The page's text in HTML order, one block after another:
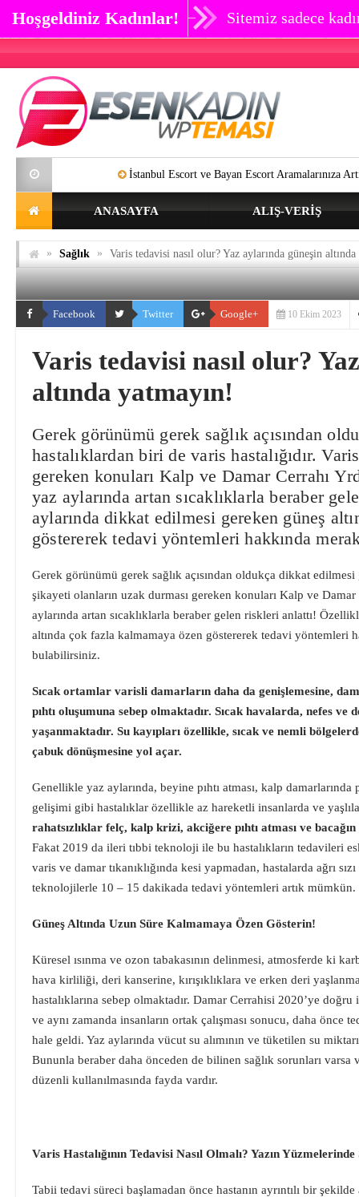
Hoşgeldiniz Kadınlar! Sitemiz sadece
İstanbul Escort ve Bayan Escort Aramalarınıza Artık SON
ANASAYFA ALIŞ-VERIŞ
» Sağlık » Varis tedavisi nasıl olur? Yaz aylarında güneşin
Facebook Twitter Google+ 10 Ekim 2023
Varis tedavisi nasıl olur?
altında yatmayın!
Gerek görünümü gerek sağlık açısından
hastalıklardan biri de varis hastalığıdır.
gereken konuları Kalp ve Damar Cerrahı
yaz aylarında artan sıcaklıklarla beraber
aylarında dikkat edilmesi gereken güneş
göstererek tedavi yöntemleri hakkında
Gerek görünümü gerek sağlık açısından oldukça dikkat edilmesi
şikayeti olanların uzak durması gereken konuları Kalp ve
aylarında artan sıcaklıklarla beraber gelen riskleri anlattı!
altında çok fazla kalmamaya özen göstererek tedavi yöntemleri
bulabilirsiniz.
Sıcak ortamlar varisli damarların daha da genişlemesine,
pıhtı oluşumuna sebep olmaktadır. Sıcak havalarda, nefes
yaşanmaktadır. Su kayıpları özellikle, sıcak ve nemli
çabuk dönüşmesine yol açar.
Genellikle yaz aylarında, beyine pıhtı atması, kalp damarlarında
gelişimi gibi hastalıklar özellikle az hareketli insanlarda ve
rahatsızlıklar felç, kalp krizi, akciğere pıhtı atması ve
Fakat 2019 da ileri tıbbi teknoloji ile bu hastalıkların tedavileri
varis ve damar tıkanıklığında kesi yapmadan, hastalarda ağrı
teknolojilerle 10 – 15 dakikada tedavi yöntemleri artık mümkün.
Güneş Altında Uzun Süre Kalmamaya Özen Gösterin!
Küresel ısınma ve ozon tabakasının delinmesi, atmosferde ki
hava kirliliği, deri kanserine, kırışıklıklara ve erken deri
hastalıklarına sebep olmaktadır. Damar Cerrahisi 2020’ye
ve aynı zamanda insanların ortak çalışması sonucu, daha
hale geldi. Yaz aylarında vücut su alımının ve tüketilen su
Bununla beraber daha önceden de bilinen sağlık sorunları varsa
düzenli kullanılmasında fayda vardır.
Varis Hastalığının Tedavisi Nasıl Olmalı? Yazın
Tabii tedavi süreci başlamadan önce hastanın ayrıntılı bir